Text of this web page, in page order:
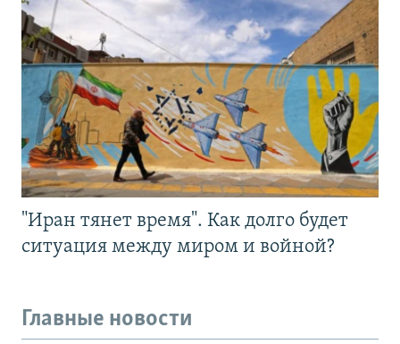
"Иран тянет время". Как долго будет
ситуация между миром и войной?
Главные новости